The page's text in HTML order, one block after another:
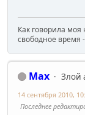
Как говорила
свободное время
Max
Злой
14 сентября 2010,
Последнее